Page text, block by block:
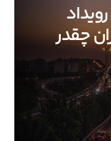
چقدر